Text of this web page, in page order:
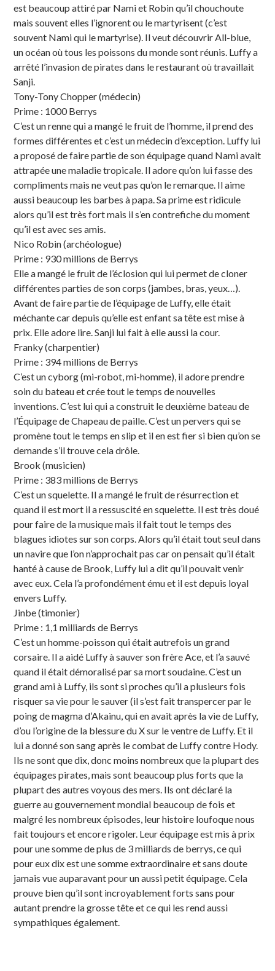
est beaucoup attiré par Nami et Robin qu’il chouchoute
mais souvent elles l’ignorent ou le martyrisent (c’est
souvent Nami qui le martyrise). Il veut découvrir All-blue,
un océan où tous les poissons du monde sont réunis. Luffy a
arrêté l’invasion de pirates dans le restaurant où travaillait
Sanji.
Tony-Tony Chopper (médecin)
Prime : 1000 Berrys
C’est un renne qui a mangé le fruit de l’homme, il prend des
formes différentes et c’est un médecin d’exception. Luffy lui
a proposé de faire partie de son équipage quand Nami avait
attrapée une maladie tropicale. Il adore qu’on lui fasse des
compliments mais ne veut pas qu’on le remarque. Il aime
aussi beaucoup les barbes à papa. Sa prime est ridicule
alors qu’il est très fort mais il s’en contrefiche du moment
qu’il est avec ses amis.
Nico Robin (archéologue)
Prime : 930 millions de Berrys
Elle a mangé le fruit de l’éclosion qui lui permet de cloner
différentes parties de son corps (jambes, bras, yeux…).
Avant de faire partie de l’équipage de Luffy, elle était
méchante car depuis qu’elle est enfant sa tête est mise à
prix. Elle adore lire. Sanji lui fait à elle aussi la cour.
Franky (charpentier)
Prime : 394 millions de Berrys
C’est un cyborg (mi-robot, mi-homme), il adore prendre
soin du bateau et crée tout le temps de nouvelles
inventions. C’est lui qui a construit le deuxième bateau de
l’Équipage de Chapeau de paille. C’est un pervers qui se
promène tout le temps en slip et il en est fier si bien qu’on se
demande s’il trouve cela drôle.
Brook (musicien)
Prime : 383 millions de Berrys
C’est un squelette. Il a mangé le fruit de résurrection et
quand il est mort il a ressuscité en squelette. Il est très doué
pour faire de la musique mais il fait tout le temps des
blagues idiotes sur son corps. Alors qu’il était tout seul dans
un navire que l’on n’approchait pas car on pensait qu’il était
hanté à cause de Brook, Luffy lui a dit qu’il pouvait venir
avec eux. Cela l’a profondément ému et il est depuis loyal
envers Luffy.
Jinbe (timonier)
Prime : 1,1 milliards de Berrys
C’est un homme-poisson qui était autrefois un grand
corsaire. Il a aidé Luffy à sauver son frère Ace, et l’a sauvé
quand il était démoralisé par sa mort soudaine. C’est un
grand ami à Luffy, ils sont si proches qu’il a plusieurs fois
risquer sa vie pour le sauver (il s’est fait transpercer par le
poing de magma d’Akainu, qui en avait après la vie de Luffy,
d’ou l’origine de la blessure du X sur le ventre de Luffy. Et il
lui a donné son sang après le combat de Luffy contre Hody.
Ils ne sont que dix, donc moins nombreux que la plupart des
équipages pirates, mais sont beaucoup plus forts que la
plupart des autres voyous des mers. Ils ont déclaré la
guerre au gouvernement mondial beaucoup de fois et
malgré les nombreux épisodes, leur histoire loufoque nous
fait toujours et encore rigoler. Leur équipage est mis à prix
pour une somme de plus de 3 milliards de berrys, ce qui
pour eux dix est une somme extraordinaire et sans doute
jamais vue auparavant pour un aussi petit équipage. Cela
prouve bien qu’il sont incroyablement forts sans pour
autant prendre la grosse tête et ce qui les rend aussi
sympathiques également.